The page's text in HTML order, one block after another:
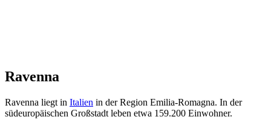
Ravenna
Ravenna liegt in Italien in der Region Emilia-Romagna. In der
südeuropäischen Großstadt leben etwa 159.200 Einwohner.